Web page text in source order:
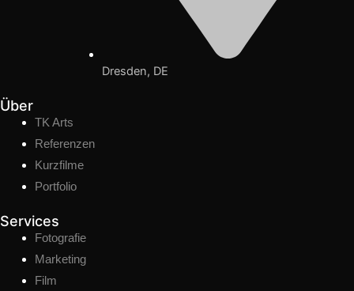
Dresden, DE
Über
TK Arts
Referenzen
Kurzfilme
Portfolio
Services
Fotografie
Marketing
Film